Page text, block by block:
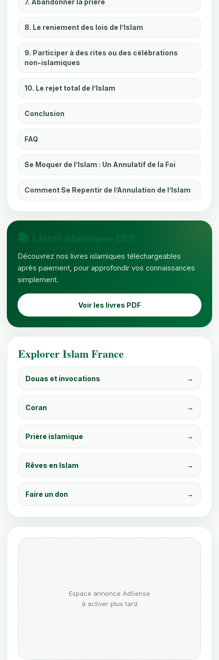
8. Le reniement des lois de l’Islam
9. Participer à des rites ou des célébrations
non-islamiques
10. Le rejet total de l’Islam
Conclusion
FAQ
Se Moquer de l’Islam : Un Annulatif de la Foi
Comment Se Repentir de l’Annulation de l’Islam
📚 Livres islamiques PDF
Découvrez nos livres islamiques téléchargeables
après paiement, pour approfondir vos connaissances
simplement.
Voir les livres PDF
Explorer Islam France
Douas et invocations →
Coran →
Prière islamique →
Rêves en Islam →
Faire un don →
Espace annonce AdSense
à activer plus tard